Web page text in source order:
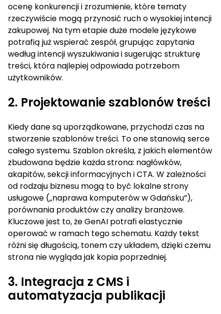
ocenę konkurencji i zrozumienie, które tematy
rzeczywiście mogą przynosić ruch o wysokiej intencji
zakupowej. Na tym etapie duże modele językowe
potrafią już wspierać zespół, grupując zapytania
według intencji wyszukiwania i sugerując strukturę
treści, która najlepiej odpowiada potrzebom
użytkowników.
2. Projektowanie szablonów treści
Kiedy dane są uporządkowane, przychodzi czas na
stworzenie szablonów treści. To one stanowią serce
całego systemu. Szablon określa, z jakich elementów
zbudowana będzie każda strona: nagłówków,
akapitów, sekcji informacyjnych i CTA. W zależności
od rodzaju biznesu mogą to być lokalne strony
usługowe („naprawa komputerów w Gdańsku”),
porównania produktów czy analizy branżowe.
Kluczowe jest to, że GenAI potrafi elastycznie
operować w ramach tego schematu. Każdy tekst
różni się długością, tonem czy układem, dzięki czemu
strona nie wygląda jak kopia poprzedniej.
3. Integracja z CMS i
automatyzacja publikacji